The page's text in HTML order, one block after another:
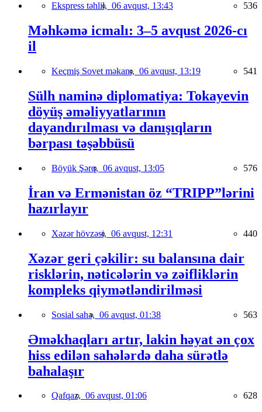
Ekspress təhlil, 06 avqust, 13:43 536
Məhkəmə icmalı: 3–5 avqust 2026-cı
il
Keçmiş Sovet məkanı, 06 avqust, 13:19 541
Sülh naminə diplomatiya: Tokayevin
döyüş əməliyyatlarının
dayandırılması və danışıqların
bərpası təşəbbüsü
Böyük Şərq, 06 avqust, 13:05 576
İran və Ermənistan öz “TRIPP”lərini
hazırlayır
Xəzər hövzəsi, 06 avqust, 12:31 440
Xəzər geri çəkilir: su balansına dair
risklərin, nəticələrin və zəifliklərin
kompleks qiymətləndirilməsi
Sosial sahə, 06 avqust, 01:38 563
Əməkhaqları artır, lakin həyat ən çox
hiss edilən sahələrdə daha sürətlə
bahalaşır
Qafqaz, 06 avqust, 01:06 628